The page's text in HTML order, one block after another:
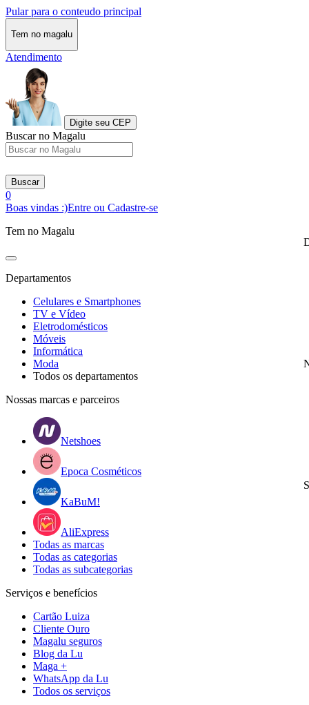
Pular para o conteudo principal
Tem no magalu
Atendimento
Digite seu CEP
Buscar no Magalu
Buscar
0
Boas vindas :)Entre ou Cadastre-se
Tem no Magalu
Departamentos
Celulares e Smartphones
TV e Vídeo
Eletrodomésticos
Móveis
Informática
Moda
Todos os departamentos
Nossas marcas e parceiros
Netshoes
Epoca Cosméticos
KaBuM!
AliExpress
Todas as marcas
Todas as categorias
Todas as subcategorias
Serviços e benefícios
Cartão Luiza
Cliente Ouro
Magalu seguros
Blog da Lu
Maga +
WhatsApp da Lu
Todos os serviços